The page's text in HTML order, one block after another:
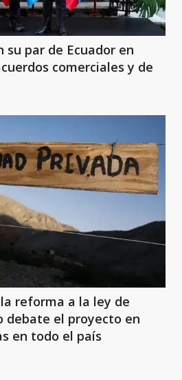
su par de Ecuador en
comerciales y de
reforma a la ley de
debate el proyecto en
en todo el país